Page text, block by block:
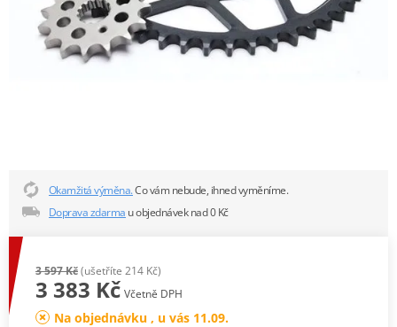
Okamžitá výměna.Co vám nebude, ihned vyměníme.
Doprava zdarma u objednávek nad 0 Kč
3 597 Kč(ušetříte 214 Kč)
3 383 Kč Včetně DPH
Na objednávku , u vás 11.09.